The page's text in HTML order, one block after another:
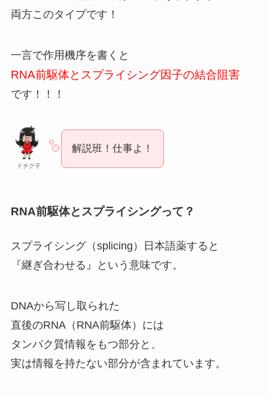
両方このタイプです！
一言で作用機序を書くと
RNA前駆体とスプライシング因子の結合阻害
です！！！
ドチク子
解説班！仕事よ！
RNA前駆体とスプライシングって？
スプライシング（splicing）日本語薬すると
『継ぎ合わせる』という意味です。
DNAから写し取られた
直後のRNA（RNA前駆体）には
タンパク質情報をもつ部分と、
実は情報を持たない部分が含まれています。